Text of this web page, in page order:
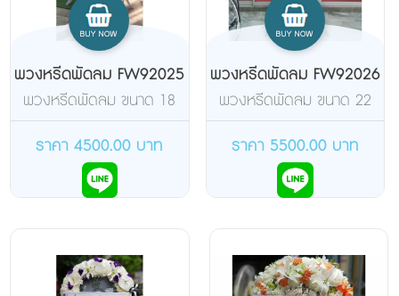
พวงหรีดพัดลม FW92025
พวงหรีดพัดลม ขนาด 18
นิ้ว แบบอุตสาหกรรม จัด
อกไม้เต็มวง ดอกยิปซีสดสี
ขาว(ยี่ห้อมิล่า)
ราคา 4500.00 บาท
พวงหรีดพัดลม FW92026
พวงหรีดพัดลม ขนาด 22
นิ้ว แบบอุตสาหกรรม จัด
อกไม้เต็มวง ดอกไม้เต็มวง
(ยี่ห้อฮาตาริ)
ราคา 5500.00 บาท